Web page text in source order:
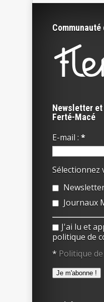
Newsletter et
Ferté-Macé
E-mail : *
Sélectionnez
Journaux
J'ai lu et
politique de
* Politique